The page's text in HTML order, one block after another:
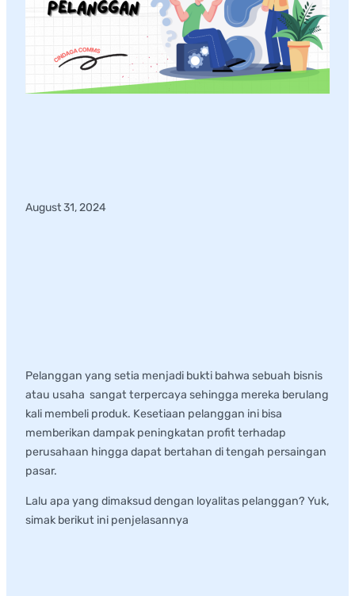
August 31, 2024
Pelanggan yang setia menjadi bukti bahwa sebuah bisnis
atau usaha sangat terpercaya sehingga mereka berulang
kali membeli produk. Kesetiaan pelanggan ini bisa
memberikan dampak peningkatan profit terhadap
perusahaan hingga dapat bertahan di tengah persaingan
pasar.
Lalu apa yang dimaksud dengan loyalitas pelanggan? Yuk,
simak berikut ini penjelasannya